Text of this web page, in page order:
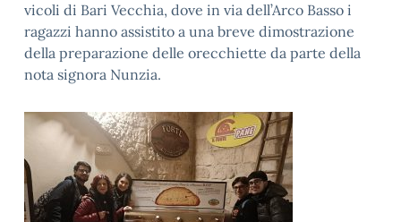
vicoli di Bari Vecchia, dove in via dell’Arco Basso i
ragazzi hanno assistito a una breve dimostrazione
della preparazione delle orecchiette da parte della
nota signora Nunzia.